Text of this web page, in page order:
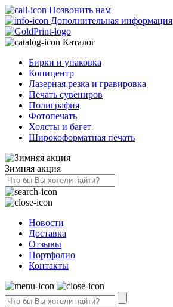
Позвонить нам
Дополнительная информация
Каталог
Бирки и упаковка
Копицентр
Лазерная резка и гравировка
Печать сувениров
Полиграфия
Фотопечать
Холсты и багет
Широкоформатная печать
Зимняя акция
Новости
Доставка
Отзывы
Портфолио
Контакты